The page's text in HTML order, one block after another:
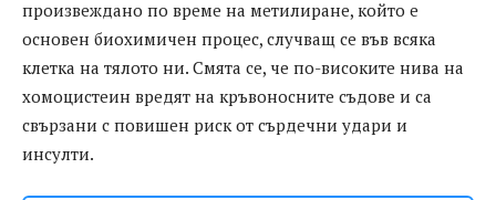
произвеждано по време на метилиране, който е
основен биохимичен процес, случващ се във всяка
клетка на тялото ни. Смята се, че по-високите нива на
хомоцистеин вредят на кръвоносните съдове и са
свързани с повишен риск от сърдечни удари и
инсулти.